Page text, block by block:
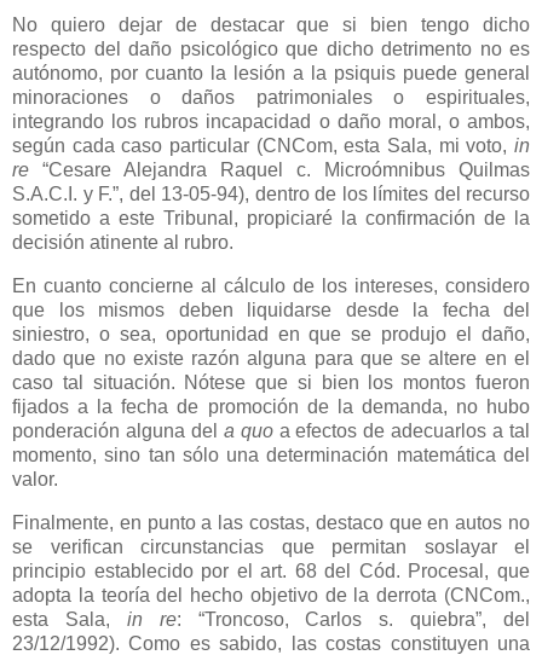
No quiero dejar de destacar que si bien tengo dicho
respecto del daño psicológico que dicho detrimento no es
autónomo, por cuanto la lesión a la psiquis puede general
minoraciones o daños patrimoniales o espirituales,
integrando los rubros incapacidad o daño moral, o ambos,
según cada caso particular (CNCom, esta Sala, mi voto, in
re “Cesare Alejandra Raquel c. Microómnibus Quilmas
S.A.C.I. y F.”, del 13-05-94), dentro de los límites del recurso
sometido a este Tribunal, propiciaré la confirmación de la
decisión atinente al rubro.
En cuanto concierne al cálculo de los intereses, considero
que los mismos deben liquidarse desde la fecha del
siniestro, o sea, oportunidad en que se produjo el daño,
dado que no existe razón alguna para que se altere en el
caso tal situación. Nótese que si bien los montos fueron
fijados a la fecha de promoción de la demanda, no hubo
ponderación alguna del a quoa efectos de adecuarlos a tal
momento, sino tan sólo una determinación matemática del
valor.
Finalmente, en punto a las costas, destaco que en autos no
se verifican circunstancias que permitan soslayar el
principio establecido por el art. 68 del Cód. Procesal, que
adopta la teoría del hecho objetivo de la derrota (CNCom.,
esta Sala, in re: “Troncoso, Carlos s. quiebra”, del
23/12/1992). Como es sabido, las costas constituyen una